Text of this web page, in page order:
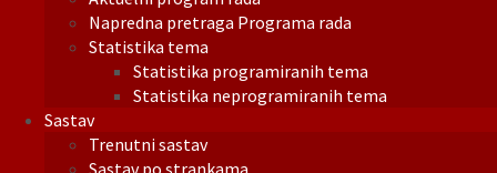
Napredna pretraga Programa rada
Statistika tema
Statistika programiranih tema
Statistika neprogramiranih tema
Sastav
Trenutni sastav